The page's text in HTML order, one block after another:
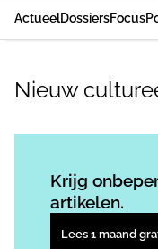
ActueelDossiersFocus
Nieuw
Krijg
artikelen.
Lees 1 maand